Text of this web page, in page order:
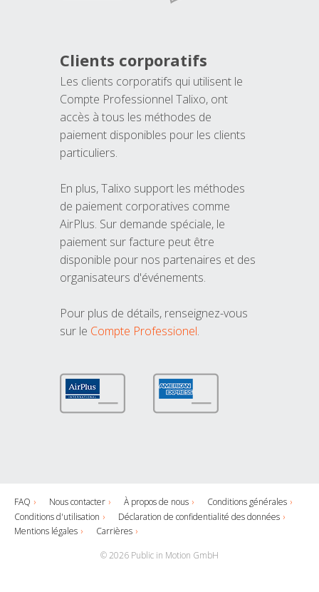
Clients corporatifs
Les clients corporatifs qui utilisent le
Compte Professionnel Talixo, ont
accès à tous les méthodes de
paiement disponibles pour les clients
particuliers.
En plus, Talixo support les méthodes
de paiement corporatives comme
AirPlus. Sur demande spéciale, le
paiement sur facture peut être
disponible pour nos partenaires et des
organisateurs d'événements.
Pour plus de détails, renseignez-vous
sur le Compte Professionel.
FAQ Nous contacter À propos de nous
Conditions générales
Conditions d'utilisation
Déclaration de confidentialité des données
Mentions légales
Carrières
© 2026 Public in Motion GmbH